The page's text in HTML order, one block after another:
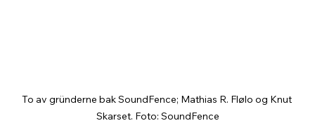
To av gründerne bak SoundFence; Mathias R. Flølo og Knut
Skarset. Foto: SoundFence